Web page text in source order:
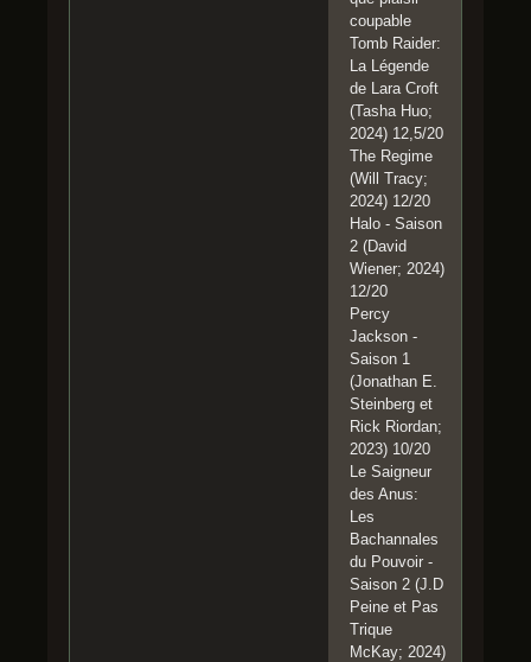
coupable
Tomb Raider:
La Légende
de Lara Croft
(Tasha Huo;
2024) 12,5/20
The Regime
(Will Tracy;
2024) 12/20
Halo - Saison
2 (David
Wiener; 2024)
12/20
Percy
Jackson -
Saison 1
(Jonathan E.
Steinberg et
Rick Riordan;
2023) 10/20
Le Saigneur
des Anus:
Les
Bachannales
du Pouvoir -
Saison 2 (J.D
Peine et Pas
Trique
McKay; 2024)